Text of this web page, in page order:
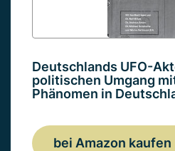
Deutschlands UFO-
politischen Umgang
Phänomen in
bei Amazon kaufen